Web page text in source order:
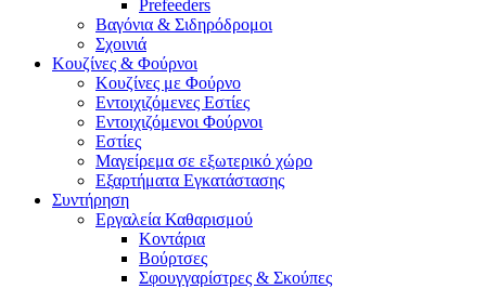
Prefeeders
Βαγόνια & Σιδηρόδρομοι
Σχοινιά
Κουζίνες & Φούρνοι
Κουζίνες με Φούρνο
Εντοιχιζόμενες Εστίες
Εντοιχιζόμενοι Φούρνοι
Εστίες
Μαγείρεμα σε εξωτερικό χώρο
Εξαρτήματα Εγκατάστασης
Συντήρηση
Εργαλεία Καθαρισμού
Κοντάρια
Βούρτσες
Σφουγγαρίστρες & Σκούπες